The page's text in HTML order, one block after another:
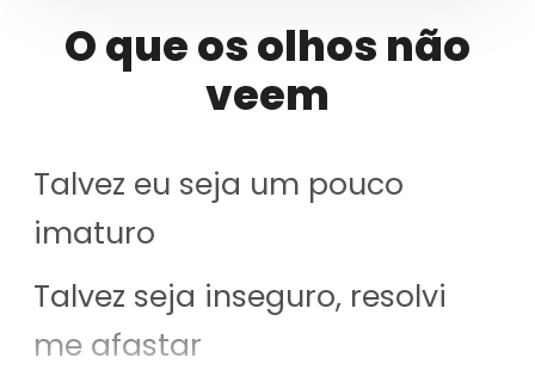
O que os olhos não
veem
Talvez eu seja um pouco
imaturo
Talvez seja inseguro, resolvi
me afastar